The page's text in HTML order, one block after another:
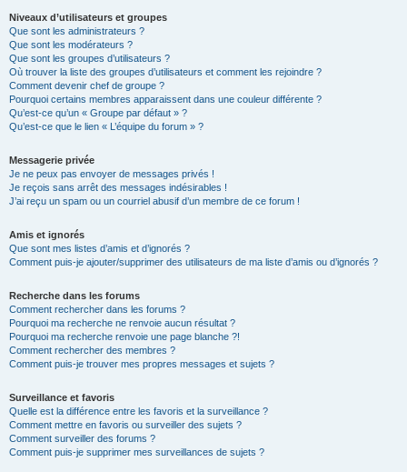
Niveaux d’utilisateurs et groupes
Que sont les administrateurs ?
Que sont les modérateurs ?
Que sont les groupes d’utilisateurs ?
Où trouver la liste des groupes d’utilisateurs et comment les rejoindre ?
Comment devenir chef de groupe ?
Pourquoi certains membres apparaissent dans une couleur différente ?
Qu’est-ce qu’un « Groupe par défaut » ?
Qu’est-ce que le lien « L’équipe du forum » ?
Messagerie privée
Je ne peux pas envoyer de messages privés !
Je reçois sans arrêt des messages indésirables !
J’ai reçu un spam ou un courriel abusif d’un membre de ce forum !
Amis et ignorés
Que sont mes listes d’amis et d’ignorés ?
Comment puis-je ajouter/supprimer des utilisateurs de ma liste d’amis ou d’ignorés ?
Recherche dans les forums
Comment rechercher dans les forums ?
Pourquoi ma recherche ne renvoie aucun résultat ?
Pourquoi ma recherche renvoie une page blanche ?!
Comment rechercher des membres ?
Comment puis-je trouver mes propres messages et sujets ?
Surveillance et favoris
Quelle est la différence entre les favoris et la surveillance ?
Comment mettre en favoris ou surveiller des sujets ?
Comment surveiller des forums ?
Comment puis-je supprimer mes surveillances de sujets ?